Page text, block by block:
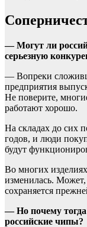
— Могут ли
серьезную
— Вопреки
предприятия
Не поверите,
работают хорошо.
На складах до сих
годов, и люди
будут
Во многих
изменилась.
сохраняется
— Но почему
российские чипы?